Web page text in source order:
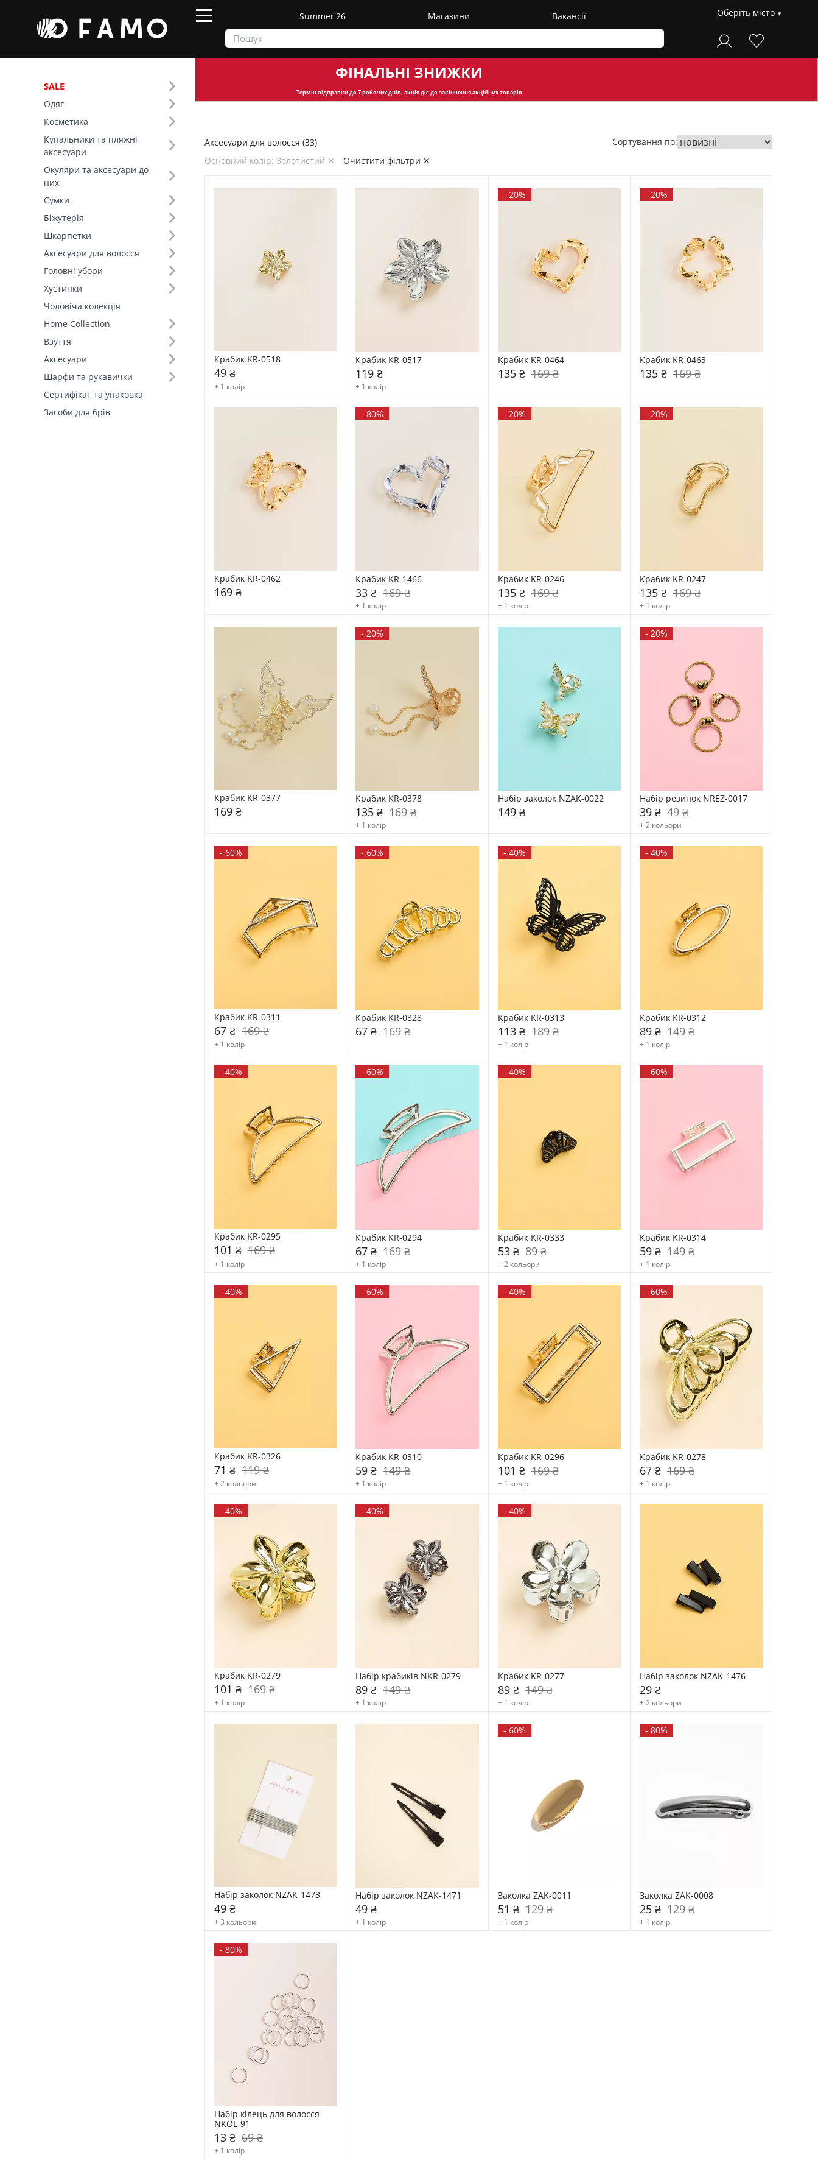
Summer'26 Магазини Вакансії Оберіть місто
SALE
Одяг
Косметика
Купальники та пляжні
аксесуари
Окуляри та аксесуари до
них
Сумки
Біжутерія
Шкарпетки
Аксесуари для волосся
Головні убори
Хустинки
Чоловіча колекція
Home Collection
Взуття
Аксесуари
Шарфи та рукавички
Сертифікат та упаковка
Засоби для брів
ФІНАЛЬНІ ЗНИЖКИ
Термін відправкидо 7 робочих днів, акція діє до закінчення акційних товарів
Фільтр
Ціна
SALE
Основний колір (19)
Склад (8)
Вид товару (9)
Аксесуари для волосся (33)
Основний колір: Золотистий ✕
Очистити фільтри ✕
Сортування по:
Крабик KR-0518
49 ₴
+ 1 колір
Крабик KR-0517
119 ₴
+ 1 колір
- 20%
Крабик KR-0464
135 ₴ 169 ₴
- 20%
Крабик KR-0463
135 ₴ 169 ₴
Крабик KR-0462
169 ₴
-80%
Крабик KR-1466
33 ₴ 169 ₴
+ 1 колір
- 20%
Крабик KR-0246
135 ₴ 169 ₴
+ 1 колір
- 20%
Крабик KR-0247
135 ₴ 169 ₴
+ 1 колір
Крабик KR-0377
169 ₴
-20%
Крабик KR-0378
135 ₴ 169 ₴
+ 1 колір
Набір заколок NZAK-0022
149 ₴
- 20%
Набір резинок NREZ-0017
39 ₴ 49 ₴
+ 2 кольори
- 60%
Крабик KR-0311
67 ₴ 169 ₴
+ 1 колір
-60%
Крабик KR-0328
67 ₴ 169 ₴
- 40%
Крабик KR-0313
113 ₴ 189 ₴
+ 1 колір
- 40%
Крабик KR-0312
89 ₴ 149 ₴
+ 1 колір
- 40%
Крабик KR-0295
101 ₴ 169 ₴
+ 1 колір
-60%
Крабик KR-0294
67 ₴ 169 ₴
+ 1 колір
- 40%
Крабик KR-0333
53 ₴ 89 ₴
+ 2 кольори
- 60%
Крабик KR-0314
59 ₴ 149 ₴
+ 1 колір
- 40%
Крабик KR-0326
71 ₴ 119 ₴
+ 2 кольори
-60%
Крабик KR-0310
59 ₴ 149 ₴
+ 1 колір
- 40%
Крабик KR-0296
101 ₴ 169 ₴
+ 1 колір
- 60%
Крабик KR-0278
67 ₴ 169 ₴
+ 1 колір
- 40%
Крабик KR-0279
101 ₴ 169 ₴
+ 1 колір
-40%
Набір крабиків NKR-0279
89 ₴ 149 ₴
+ 1 колір
- 40%
Крабик KR-0277
89 ₴ 149 ₴
+ 1 колір
Набір заколок NZAK-1476
29 ₴
+ 2 кольори
Набір заколок NZAK-1473
49 ₴
+ 3 кольори
Набір заколок NZAK-1471
49 ₴
+ 1 колір
- 60%
Заколка ZAK-0011
51 ₴ 129 ₴
+ 1 колір
- 80%
Заколка ZAK-0008
25 ₴ 129 ₴
+ 1 колір
- 80%
Набір кілець для волосся
NKOL-91
13 ₴ 69 ₴
+ 1 колір